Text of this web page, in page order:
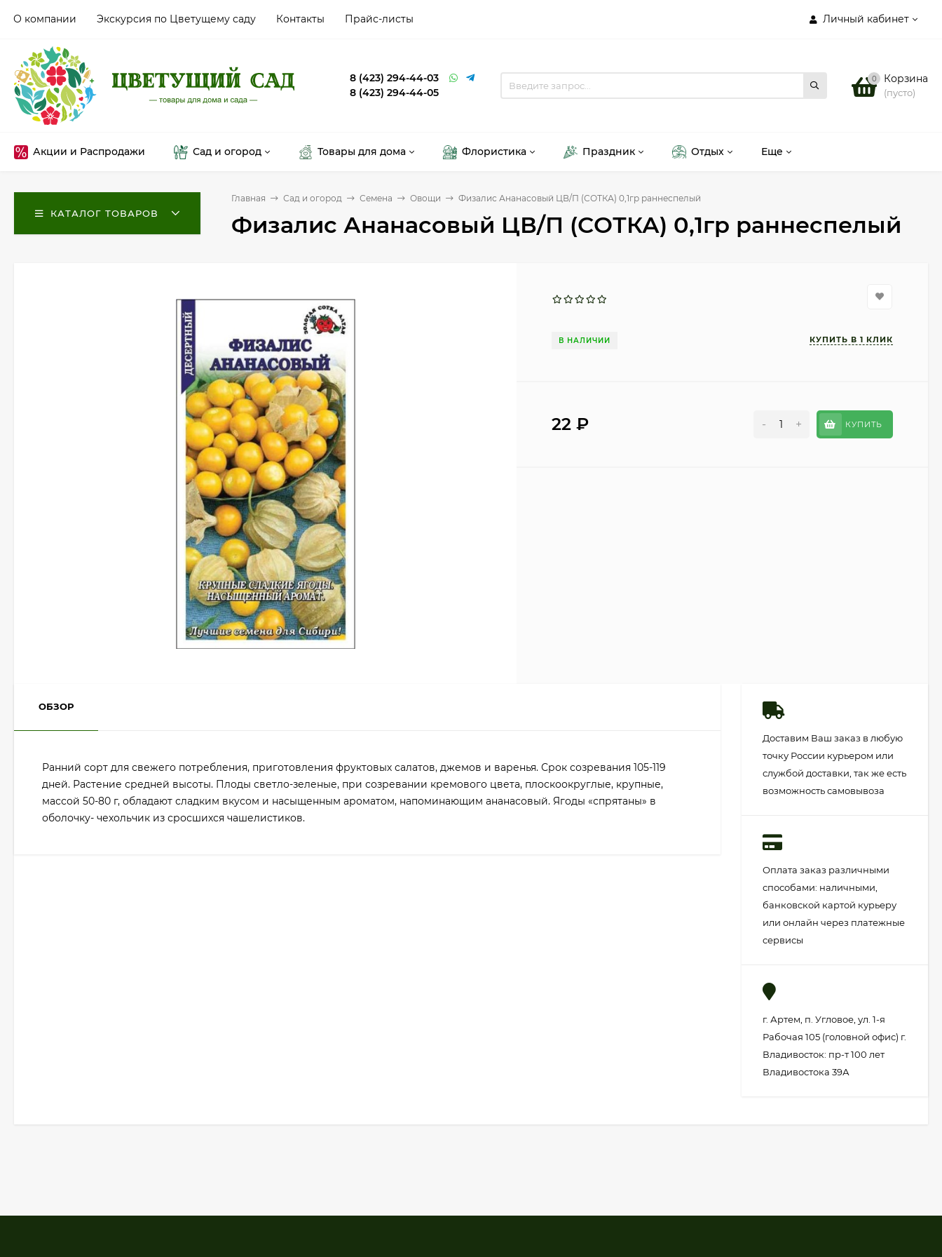
Личный кабинет
О компании Экскурсия по Цветущему саду Контакты Прайс-листы
8 (423) 294-44-03
8 (423) 294-44-05
0 Корзина
(пусто)
Акции и Распродажи Сад и огород Товары для дома Флористика Праздник Отдых Еще
КАТАЛОГ ТОВАРОВ
Главная Сад и огород Семена Овощи Физалис Ананасовый ЦВ/П (СОТКА) 0,1гр раннеспелый
Физалис Ананасовый ЦВ/П (СОТКА) 0,1гр раннеспелый
В НАЛИЧИИ
22₽ - + КУПИТЬ
ОБЗОР
Ранний сорт для свежего потребления, приготовления фруктовых салатов, джемов и варенья. Срок созревания 105-119
дней. Растение средней высоты. Плоды светло-зеленые, при созревании кремового цвета, плоскоокруглые, крупные,
массой 50-80 г, обладают сладким вкусом и насыщенным ароматом, напоминающим ананасовый. Ягоды «спрятаны» в
оболочку- чехольчик из сросшихся чашелистиков.
Доставим Ваш заказ в любую
точку России курьером или
службой доставки, так же есть
возможность самовывоза
Оплата заказ различными
способами: наличными,
банковской картой курьеру
или онлайн через платежные
сервисы
г. Артем, п. Угловое, ул. 1-я
Рабочая 105 (головной офис) г.
Владивосток: пр-т 100 лет
Владивостока 39А